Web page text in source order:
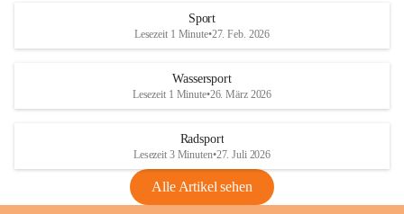
Rebe und der Amerikanischen
Anhang VBl. EU Nr. 18
1 Seite•1,4 MB
VBl. EU Nr. 18_2026
Sport
Lesezeit 1 Minute•27. Feb. 2026
Wassersport
Lesezeit 1 Minute•26. März 2026
Radsport
Lesezeit 3 Minuten•27. Juli 2026
Alle Artikel sehen